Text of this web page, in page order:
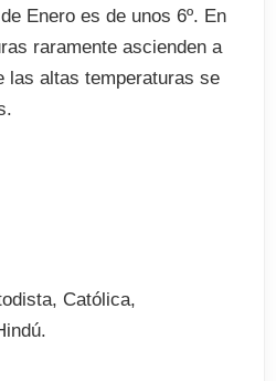
Enero es de unos 6º. En
raramente ascienden a
las altas temperaturas se
Católica,